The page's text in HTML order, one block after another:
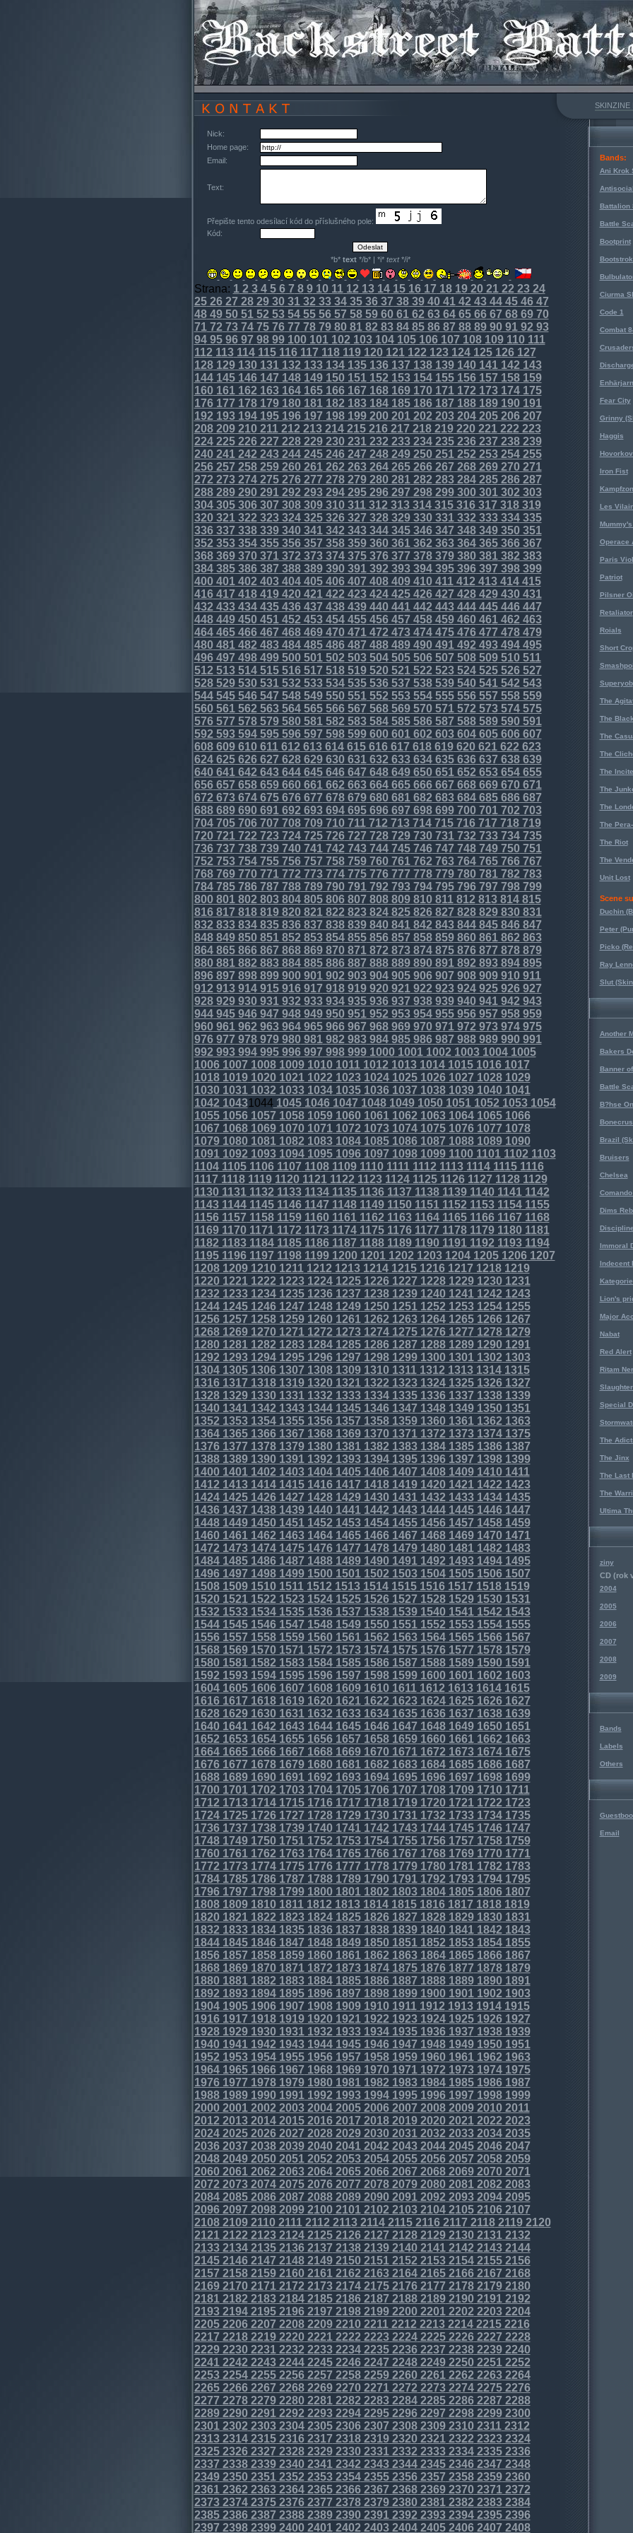
SKINZINE
Nick:
Home page:
Email:
Text:
Přepište tento odesílací kód do příslušného pole:
Kód:
*b* text*/b* | *i* text*/i*
Strana: 12 34567 89101112 1314151617 1819202122 2324
252627 2829303132 3334353637 3839404142 4344454647
4849505152 5354555657 5859606162 6364656667 686970
7172 7374757677 7879808182 8384858687 8889909192 93
94959697 9899100101102 103104105106107 108109110111
112 113114115116117 118119120121122 123124125126127
128129130131132 133134135136137 138139140141142 143
144145146147 148149150151152 153154155156157 158159
160161162 163164165166167 168169170171172 173174175
176177 178179180181182 183184185186187 188189190191
192 193194195196197 198199200201202 203204205206207
208209210211212 213214215216217 218219220221222 223
224225226227 228229230231232 233234235236237 238239
240241242 243244245246247 248249250251252 253254255
256257 258259260261262 263264265266267 268269270271
272 273274275276277 278279280281282 283284285286287
288289290291292 293294295296297 298299300301302 303
304305306307 308309310311312 313314315316317 318319
320321322 323324325326327 328329330331332 333334335
336337 338339340341342 343344345346347 348349350351
352 353354355356357 358359360361362 363364365366367
368369370371372 373374375376377 378379380381382 383
384385386387 388389390391392 393394395396397 398399
400401402 403404405406407 408409410411412 413414415
416417 418419420421422 423424425426427 428429430431
432 433434435436437 438439440441442 443444445446447
448449450451452 453454455456457 458459460461462 463
464465466467 468469470471472 473474475476477 478479
480481482 483484485486487 488489490491492 493494495
496497 498499500501502 503504505506507 508509510511
512 513514515516517 518519520521522 523524525526527
528529530531532 533534535536537 538539540541542 543
544545546547 548549550551552 553554555556557 558559
560561562 563564565566567 568569570571572 573574575
576577 578579580581582 583584585586587 588589590591
592 593594595596597 598599600601602 603604605606607
608609610611612 613614615616617 618619620621622 623
624625626627 628629630631632 633634635636637 638639
640641642 643644645646647 648649650651652 653654655
656657 658659660661662 663664665666667 668669670671
672 673674675676677 678679680681682 683684685686687
688689690691692 693694695696697 698699700701702 703
704705706707 708709710711712 713714715716717 718719
720721722 723724725726727 728729730731732 733734735
736737 738739740741742 743744745746747 748749750751
752 753754755756757 758759760761762 763764765766767
768769770771772 773774775776777 778779780781782 783
784785786787 788789790791792 793794795796797 798799
800801802 803804805806807 808809810811812 813814815
816817 818819820821822 823824825826827 828829830831
832 833834835836837 838839840841842 843844845846847
848849850851852 853854855856857 858859860861862 863
864865866867 868869870871872 873874875876877 878879
880881882 883884885886887 888889890891892 893894895
896897 898899900901902 903904905906907 908909910911
912 913914915916917 918919920921922 923924925926927
928929930931932 933934935936937 938939940941942 943
944945946947 948949950951952 953954955956957 958959
960961962 963964965966967 968969970971972 973974975
976977 978979980981982 983984985986987 988989990991
992 993994995996997 998999100010011002 100310041005
10061007 10081009101010111012 10131014101510161017
10181019102010211022 10231024102510261027 10281029
103010311032 10331034103510361037 1038103910401041
1042 10431044104510461047 10481049105010511052 10531054
105510561057 10581059106010611062 1063106410651066
1067 10681069107010711072 10731074107510761077 1078
1079108010811082 10831084108510861087 108810891090
10911092 10931094109510961097 10981099110011011102 1103
1104110511061107 11081109111011111112 1113111411151116
1117 11181119112011211122 11231124112511261127 11281129
113011311132 11331134113511361137 11381139114011411142
11431144114511461147 11481149115011511152 115311541155
11561157 11581159116011611162 11631164116511661167 1168
1169117011711172 11731174117511761177 1178117911801181
1182 11831184118511861187 11881189119011911192 11931194
119511961197 11981199120012011202 12031204120512061207
12081209121012111212 12131214121512161217 12181219
122012211222 12231224122512261227 1228122912301231
1232 12331234123512361237 12381239124012411242 1243
1244124512461247 12481249125012511252 125312541255
12561257 12581259126012611262 12631264126512661267
12681269127012711272 12731274127512761277 12781279
128012811282 12831284128512861287 1288128912901291
1292 12931294129512961297 12981299130013011302 1303
1304130513061307 13081309131013111312 131313141315
13161317 13181319132013211322 13231324132513261327
13281329133013311332 13331334133513361337 13381339
134013411342 13431344134513461347 1348134913501351
1352 13531354135513561357 13581359136013611362 1363
1364136513661367 13681369137013711372 137313741375
13761377 13781379138013811382 13831384138513861387
13881389139013911392 13931394139513961397 13981399
140014011402 14031404140514061407 1408140914101411
1412 14131414141514161417 14181419142014211422 1423
1424142514261427 14281429143014311432 143314341435
14361437 14381439144014411442 14431444144514461447
14481449145014511452 14531454145514561457 14581459
146014611462 14631464146514661467 1468146914701471
1472 14731474147514761477 14781479148014811482 1483
1484148514861487 14881489149014911492 149314941495
14961497 14981499150015011502 15031504150515061507
15081509151015111512 15131514151515161517 15181519
152015211522 15231524152515261527 1528152915301531
1532 15331534153515361537 15381539154015411542 1543
1544154515461547 15481549155015511552 155315541555
15561557 15581559156015611562 15631564156515661567
15681569157015711572 15731574157515761577 15781579
158015811582 15831584158515861587 1588158915901591
1592 15931594159515961597 15981599160016011602 1603
1604160516061607 16081609161016111612 161316141615
16161617 16181619162016211622 16231624162516261627
16281629163016311632 16331634163516361637 16381639
164016411642 16431644164516461647 1648164916501651
1652 16531654165516561657 16581659166016611662 1663
1664166516661667 16681669167016711672 167316741675
16761677 16781679168016811682 16831684168516861687
16881689169016911692 16931694169516961697 16981699
170017011702 17031704170517061707 1708170917101711
1712 17131714171517161717 17181719172017211722 1723
1724172517261727 17281729173017311732 173317341735
17361737 17381739174017411742 17431744174517461747
17481749175017511752 17531754175517561757 17581759
176017611762 17631764176517661767 1768176917701771
1772 17731774177517761777 17781779178017811782 1783
1784178517861787 17881789179017911792 179317941795
17961797 17981799180018011802 18031804180518061807
18081809181018111812 18131814181518161817 18181819
182018211822 18231824182518261827 1828182918301831
1832 18331834183518361837 18381839184018411842 1843
1844184518461847 18481849185018511852 185318541855
18561857 18581859186018611862 18631864186518661867
18681869187018711872 18731874187518761877 18781879
188018811882 18831884188518861887 1888188918901891
1892 18931894189518961897 18981899190019011902 1903
1904190519061907 19081909191019111912 191319141915
19161917 19181919192019211922 19231924192519261927
19281929193019311932 19331934193519361937 19381939
194019411942 19431944194519461947 1948194919501951
1952 19531954195519561957 19581959196019611962 1963
1964196519661967 19681969197019711972 197319741975
19761977 19781979198019811982 19831984198519861987
19881989199019911992 19931994199519961997 19981999
200020012002 20032004200520062007 2008200920102011
2012 20132014201520162017 20182019202020212022 2023
2024202520262027 20282029203020312032 203320342035
20362037 20382039204020412042 20432044204520462047
20482049205020512052 20532054205520562057 20582059
206020612062 20632064206520662067 2068206920702071
2072 20732074207520762077 20782079208020812082 2083
2084208520862087 20882089209020912092 209320942095
20962097 20982099210021012102 21032104210521062107
21082109211021112112 21132114211521162117 211821192120
21212122 21232124212521262127 21282129213021312132
21332134213521362137 21382139214021412142 21432144
214521462147 21482149215021512152 2153215421552156
2157 21582159216021612162 21632164216521662167 2168
2169217021712172 21732174217521762177 217821792180
21812182 21832184218521862187 21882189219021912192
21932194219521962197 21982199220022012202 22032204
220522062207 22082209221022112212 2213221422152216
2217 22182219222022212222 22232224222522262227 2228
2229223022312232 22332234223522362237 223822392240
22412242 22432244224522462247 22482249225022512252
22532254225522562257 22582259226022612262 22632264
226522662267 22682269227022712272 2273227422752276
2277 22782279228022812282 22832284228522862287 2288
2289229022912292 22932294229522962297 229822992300
23012302 23032304230523062307 23082309231023112312
23132314231523162317 23182319232023212322 23232324
232523262327 23282329233023312332 2333233423352336
2337 23382339234023412342 23432344234523462347 2348
2349235023512352 23532354235523562357 235823592360
23612362 23632364236523662367 23682369237023712372
23732374237523762377 23782379238023812382 23832384
238523862387 23882389239023912392 2393239423952396
2397 23982399240024012402 24032404240524062407 2408
Bands:
Ani Krok
Battalion
Battle
Bootprint
Ciurma
Code 1
Combat
Fear City
Grinny
Haggis
Iron Fist
Les
Operace
Paris
Patriot
Pilsner
Retaliator
Roials
Short
Superyob
The
The
The
The
The
The
The
The
The Riot
The
Unit Lost
Scene
Duchin
Peter
Picko
Ray
Slut
Another
Bakers
Banner
Battle
B?hse
Brazil
Bruisers
Chelsea
Dims
Immoral
Indecent
Lion's
Major
Nabat
Red Alert
Ritam
Special
The
The Jinx
The Last
The
Ultima
ziny
CD (rok
2004
2005
2006
2007
2008
2009
Bands
Labels
Others
Email